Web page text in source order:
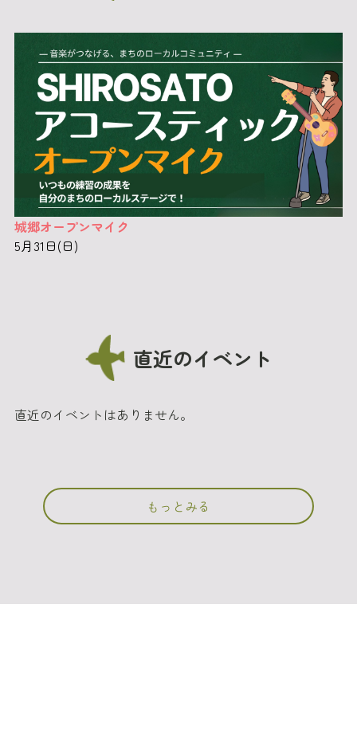
城郷オープンマイク
5月31日(日)
直近のイベント
直近のイベントはありません。
もっとみる